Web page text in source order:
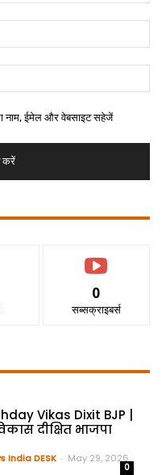
नाम, ईमेल और वेबसाइट सहेजें
0
सब्सक्राइबर्स
Vikas Dixit BJP |
दीक्षित भाजपा
India DESK - May 29, 2026
0